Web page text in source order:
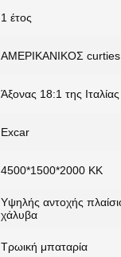
1 έτος
ΑΜΕΡΙΚΑΝΙΚΟΣ curties
Άξονας 18:1 της
Excar
4500*1500*2000 ΚΚ
Υψηλής αντοχής
χάλυβα
Τρωική μπαταρία